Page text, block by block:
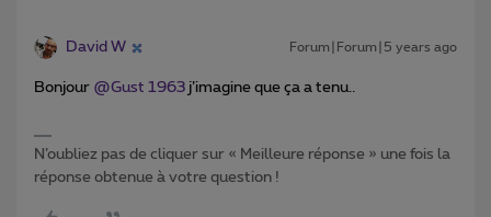
David W Forum|Forum|5 years ago
Bonjour @Gust 1963 j’imagine que ça a tenu..
N’oubliez pas de cliquer sur « Meilleure réponse » une fois la
réponse obtenue à votre question !